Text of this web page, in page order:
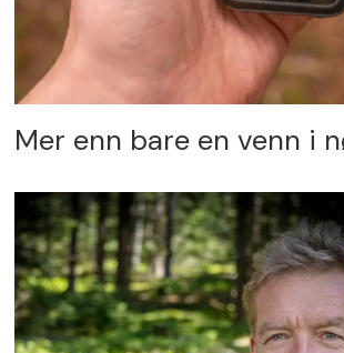
Mer enn bare en venn i